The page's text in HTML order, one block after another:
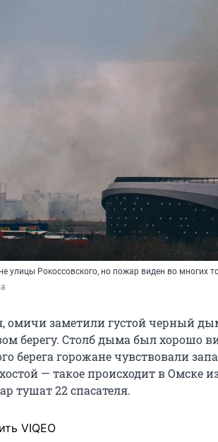
улицы Рокоссовского, но пожар виден во многих
омичи заметили густой черный
берегу. Столб дыма был хорошо
берега горожане чувствовали
— такое происходит в Омске
тушат 22 спасателя.
VIQEO